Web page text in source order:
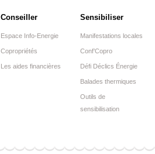
Conseiller
Espace Info-Energie
Copropriétés
Les aides financières
Sensibiliser
Manifestations locales
Conf’Copro
Défi Déclics Énergie
Balades thermiques
Outils de
sensibilisation